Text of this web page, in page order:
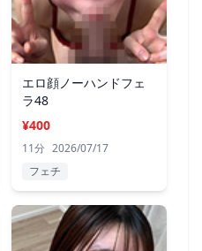
エロ顔ノーハンドフェ
ラ48
¥400
11分 2026/07/17
フェチ